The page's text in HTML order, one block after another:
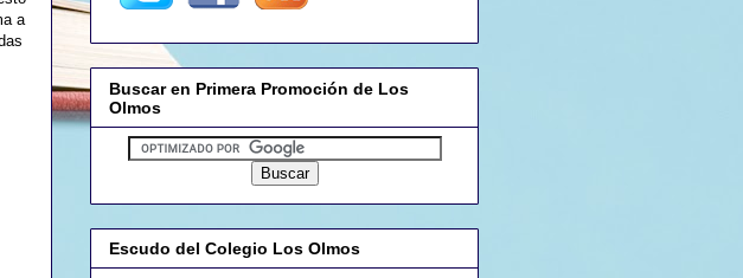
a
Buscar en Primera Promoción de Los
Olmos
Escudo del Colegio Los Olmos